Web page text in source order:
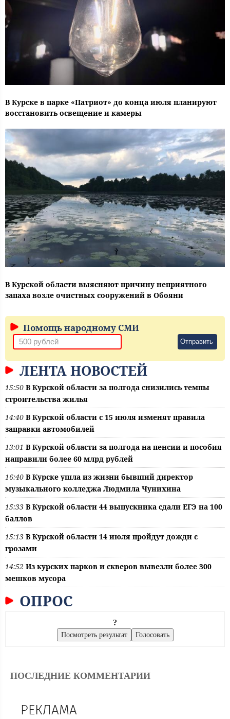
В Курске в парке «Патриот» до конца июля планируют
восстановить освещение и камеры
В Курской области выясняют причину неприятного
запаха возле очистных сооружений в Обояни
Помощь народному СМИ
Отправить
ЛЕНТА НОВОСТЕЙ
15:50 В Курской области за полгода снизились темпы
строительства жилья
14:40 В Курской области с 15 июля изменят правила
заправки автомобилей
13:01 В Курской области за полгода на пенсии и пособия
направили более 60 млрд рублей
16:40 В Курске ушла из жизни бывший директор
музыкального колледжа Людмила Чунихина
15:33 В Курской области 44 выпускника сдали ЕГЭ на 100
баллов
15:13 В Курской области 14 июля пройдут дожди с
грозами
14:52 Из курских парков и скверов вывезли более 300
мешков мусора
ОПРОС
?
ПОСЛЕДНИЕ КОММЕНТАРИИ
РЕКЛАМА